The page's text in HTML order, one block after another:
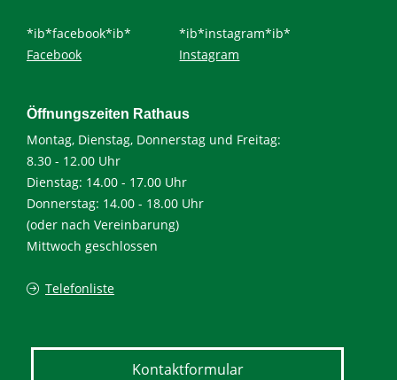
*ib*facebook*ib*
Facebook
*ib*instagram*ib*
Instagram
Öffnungszeiten Rathaus
Montag, Dienstag, Donnerstag und Freitag:
8.30 - 12.00 Uhr
Dienstag: 14.00 - 17.00 Uhr
Donnerstag: 14.00 - 18.00 Uhr
(oder nach Vereinbarung)
Mittwoch geschlossen
Telefonliste
Kontaktformular